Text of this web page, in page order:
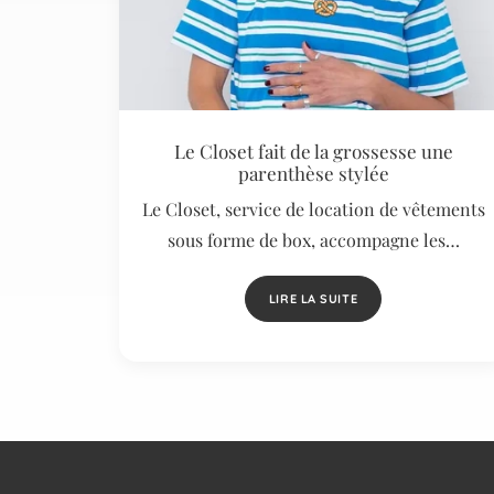
Le Closet fait de la grossesse une
parenthèse stylée
Le Closet, service de location de vêtements
sous forme de box, accompagne les…
LIRE LA SUITE